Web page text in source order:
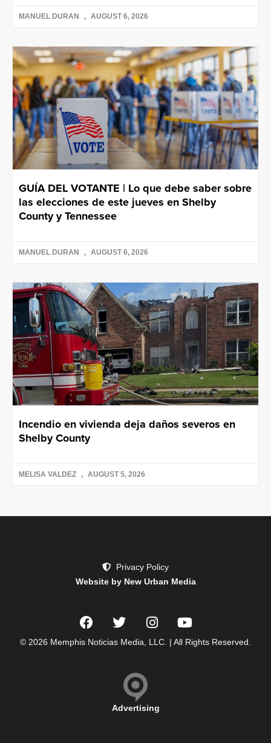
MANUEL DURAN AUGUST 6, 2026
GUÍA DEL VOTANTE | Lo que debe saber sobre
las elecciones de este jueves en Shelby
County y Tennessee
MANUEL DURAN AUGUST 6, 2026
Incendio en vivienda deja daños severos en
Shelby County
MELISA VALDEZ AUGUST 5, 2026
Privacy Policy
Website by New Urban Media
© 2026 Memphis Noticias Media, LLC. | All Rights Reserved.
Advertising